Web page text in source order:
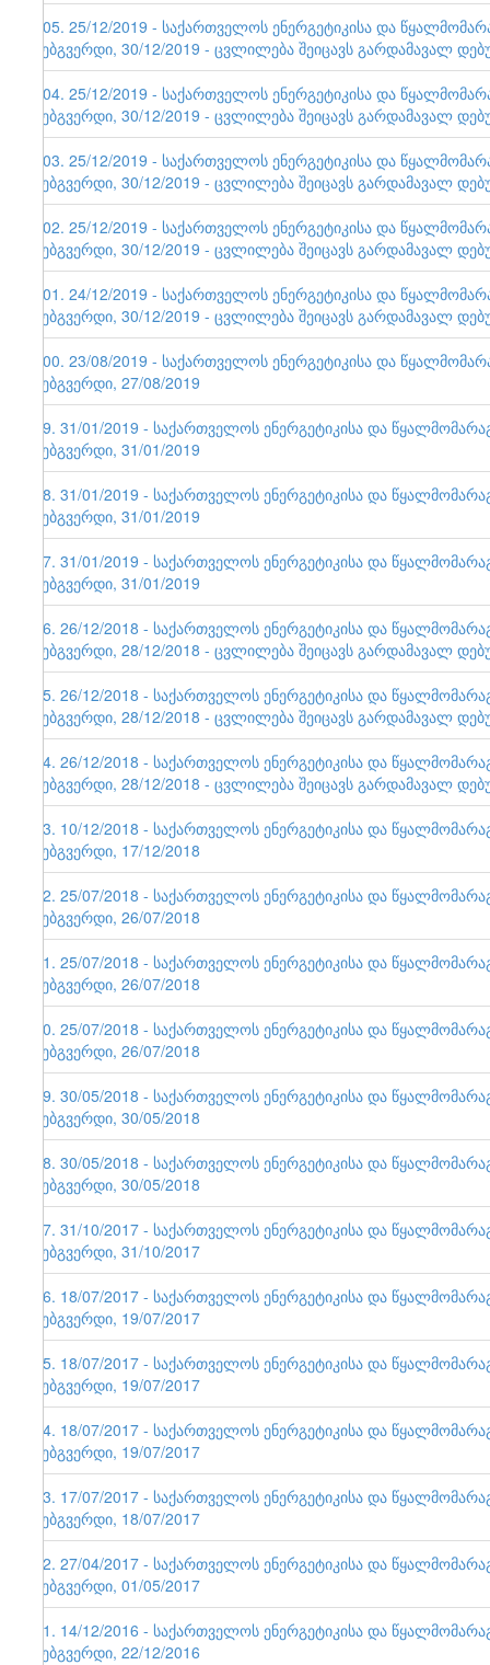
105. 25/12/2019 - საქართველოს ენერგეტიკისა და
ვებგვერდი, 30/12/2019 - ცვლილება შეიცავს გარდამავალ
104. 25/12/2019 - საქართველოს ენერგეტიკისა და
ვებგვერდი, 30/12/2019 - ცვლილება შეიცავს გარდამავალ
103. 25/12/2019 - საქართველოს ენერგეტიკისა და
ვებგვერდი, 30/12/2019 - ცვლილება შეიცავს გარდამავალ
102. 25/12/2019 - საქართველოს ენერგეტიკისა და
ვებგვერდი, 30/12/2019 - ცვლილება შეიცავს გარდამავალ
101. 24/12/2019 - საქართველოს ენერგეტიკისა და
ვებგვერდი, 30/12/2019 - ცვლილება შეიცავს გარდამავალ
100. 23/08/2019 - საქართველოს ენერგეტიკისა და
ვებგვერდი, 27/08/2019
99. 31/01/2019 - საქართველოს ენერგეტიკისა და
ვებგვერდი, 31/01/2019
98. 31/01/2019 - საქართველოს ენერგეტიკისა და
ვებგვერდი, 31/01/2019
97. 31/01/2019 - საქართველოს ენერგეტიკისა და
ვებგვერდი, 31/01/2019
96. 26/12/2018 - საქართველოს ენერგეტიკისა და
ვებგვერდი, 28/12/2018 - ცვლილება შეიცავს გარდამავალ
95. 26/12/2018 - საქართველოს ენერგეტიკისა და
ვებგვერდი, 28/12/2018 - ცვლილება შეიცავს გარდამავალ
94. 26/12/2018 - საქართველოს ენერგეტიკისა და
ვებგვერდი, 28/12/2018 - ცვლილება შეიცავს გარდამავალ
93. 10/12/2018 - საქართველოს ენერგეტიკისა და
ვებგვერდი, 17/12/2018
92. 25/07/2018 - საქართველოს ენერგეტიკისა და
ვებგვერდი, 26/07/2018
91. 25/07/2018 - საქართველოს ენერგეტიკისა და
ვებგვერდი, 26/07/2018
90. 25/07/2018 - საქართველოს ენერგეტიკისა და
ვებგვერდი, 26/07/2018
89. 30/05/2018 - საქართველოს ენერგეტიკისა და
ვებგვერდი, 30/05/2018
88. 30/05/2018 - საქართველოს ენერგეტიკისა და
ვებგვერდი, 30/05/2018
87. 31/10/2017 - საქართველოს ენერგეტიკისა და
ვებგვერდი, 31/10/2017
86. 18/07/2017 - საქართველოს ენერგეტიკისა და
ვებგვერდი, 19/07/2017
85. 18/07/2017 - საქართველოს ენერგეტიკისა და
ვებგვერდი, 19/07/2017
84. 18/07/2017 - საქართველოს ენერგეტიკისა და
ვებგვერდი, 19/07/2017
83. 17/07/2017 - საქართველოს ენერგეტიკისა და
ვებგვერდი, 18/07/2017
82. 27/04/2017 - საქართველოს ენერგეტიკისა და
ვებგვერდი, 01/05/2017
81. 14/12/2016 - საქართველოს ენერგეტიკისა და
ვებგვერდი, 22/12/2016